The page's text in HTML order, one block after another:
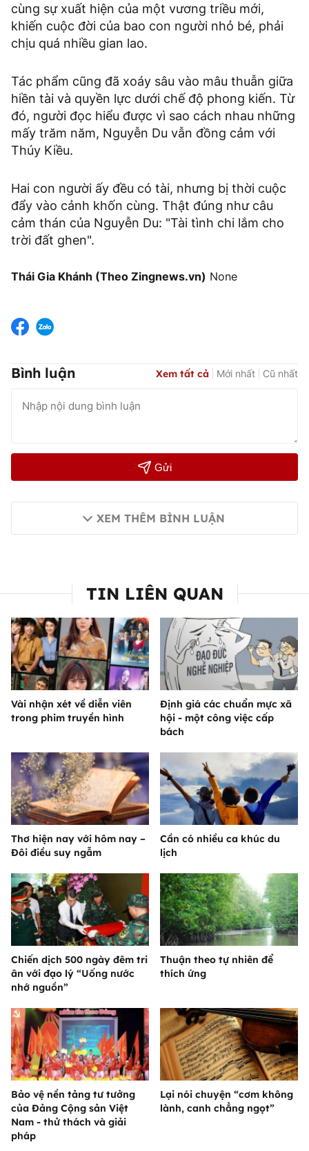
cùng sự xuất hiện của một vương triều mới,
khiến cuộc đời của bao con người nhỏ bé, phải
chịu quá nhiều gian lao.
Tác phẩm cũng đã xoáy sâu vào mâu thuẫn giữa
hiền tài và quyền lực dưới chế độ phong kiến. Từ
đó, người đọc hiểu được vì sao cách nhau những
mấy trăm năm, Nguyễn Du vẫn đồng cảm với
Thúy Kiều.
Hai con người ấy đều có tài, nhưng bị thời cuộc
đẩy vào cảnh khốn cùng. Thật đúng như câu
cảm thán của Nguyễn Du: "Tài tình chi lắm cho
trời đất ghen".
Thái Gia Khánh (Theo Zingnews.vn) None
Bình luận Xem tất cả Mới nhất Cũ nhất
Gửi
XEM THÊM BÌNH LUẬN
TIN LIÊN QUAN
Vài nhận xét về diễn viên
trong phim truyền hình
Định giá các chuẩn mực xã
hội - một công việc cấp
bách
Thơ hiện nay với hôm nay –
Đôi điều suy ngẫm
Cần có nhiều ca khúc du
lịch
Chiến dịch 500 ngày đêm tri
ân với đạo lý “Uống nước
nhớ nguồn”
Thuận theo tự nhiên để
thích ứng
Bảo vệ nền tảng tư tưởng
của Đảng Cộng sản Việt
Nam - thử thách và giải
pháp
Lại nói chuyện “cơm không
lành, canh chẳng ngọt”